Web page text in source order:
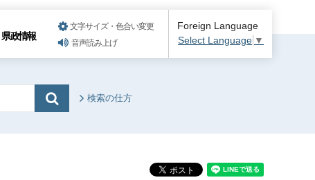
県政情報
文字サイズ・色合い変更
音声読み上げ
Foreign Language
Select Language ▼
検索の仕方